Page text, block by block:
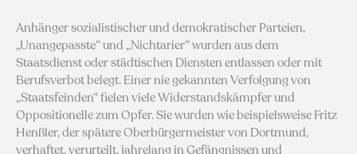
Anhänger sozialistischer und demokratischer Par­teien,
„Unangepasste” und „Nichtarier” wurden aus dem
Staatsdienst oder städtischen Diensten entlassen oder mit
Berufsverbot belegt. Einer nie gekannten Verfolgung von
„Staatsfein­den” fielen viele Widerstandskämpfer und
Opposi­tionelle zum Opfer. Sie wurden wie beispielsweise Fritz
Henßler, der spätere Oberbürgermeister von Dortmund,
verhaftet, verurteilt, jahrelang in Gefängnissen und